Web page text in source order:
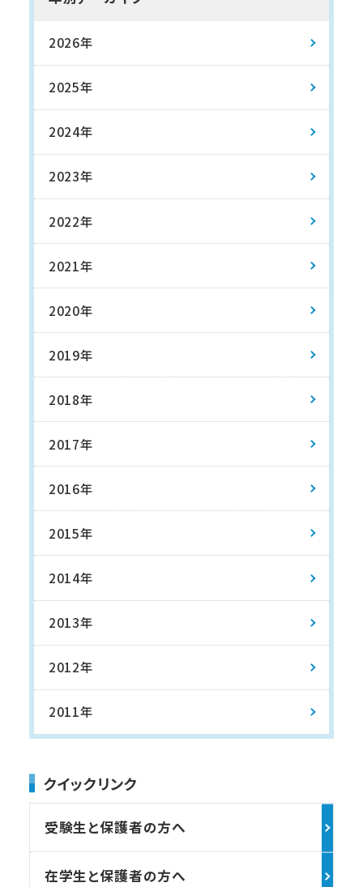
2026年
2025年
2024年
2023年
2022年
2021年
2020年
2019年
2018年
2017年
2016年
2015年
2014年
2013年
2012年
2011年
クイックリンク
受験生と保護者の方へ
在学生と保護者の方へ